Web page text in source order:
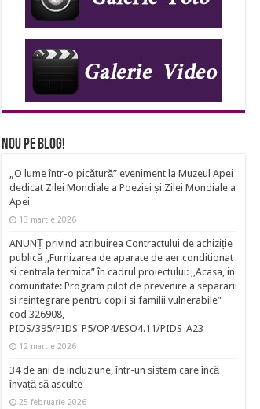
Nou pe Blog!
„O lume într-o picătură” eveniment la Muzeul Apei
dedicat Zilei Mondiale a Poeziei și Zilei Mondiale a
Apei
13 martie 2026
ANUNȚ privind atribuirea Contractului de achiziție
publică ,,Furnizarea de aparate de aer conditionat
si centrala termica” în cadrul proiectului: ,,Acasa, in
comunitate: Program pilot de prevenire a separarii
si reintegrare pentru copii si familii vulnerabile”
cod 326908,
PIDS/395/PIDS_P5/OP4/ESO4.11/PIDS_A23
12 martie 2026
34 de ani de incluziune, într-un sistem care încă
învață să asculte
25 februarie 2026